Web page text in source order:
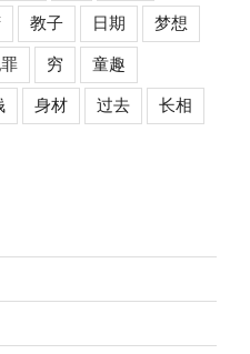
教子 日期 梦想
穷 童趣
身材 过去 长相